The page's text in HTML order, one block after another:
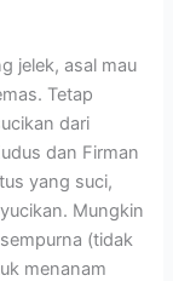
jelek, asal mau
Tetap
dari
dan Firman
yang suci,
Mungkin
(tidak
menanam